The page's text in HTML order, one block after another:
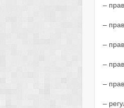
–
–
–
–
–
–